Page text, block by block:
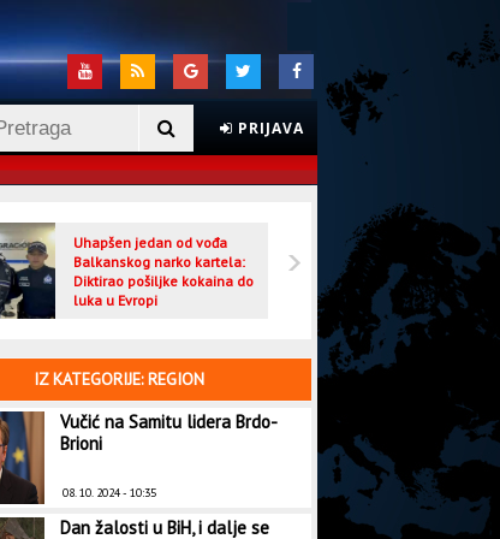
PRIJAVA
Uhapšen jedan od vođa
Balkanskog narko kartela:
Diktirao pošiljke kokaina do
luka u Evropi
CRNA HRONIKA
IZ KATEGORIJE: REGION
Vučić na Samitu lidera Brdo-
Brioni
08. 10. 2024 - 10:35
Dan žalosti u BiH, i dalje se